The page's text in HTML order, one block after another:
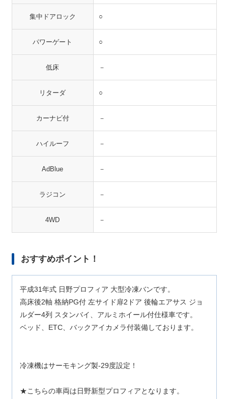
集中ドアロック ○
パワーゲート ○
低床 －
リターダ ○
カーナビ付 －
ハイルーフ －
AdBlue －
ラジコン －
4WD －
おすすめポイント！
平成31年式 日野プロフィア 大型冷凍バンです。
高床後2軸 格納PG付 左サイド扉2ドア 後輪エアサス ジョ
ルダー4列 スタンバイ、アルミホイール付仕様車です。
ベッド、ETC、バックアイカメラ付装備しております。
冷凍機はサーモキング製-29度設定！
★こちらの車両は日野新型プロフィアとなります。